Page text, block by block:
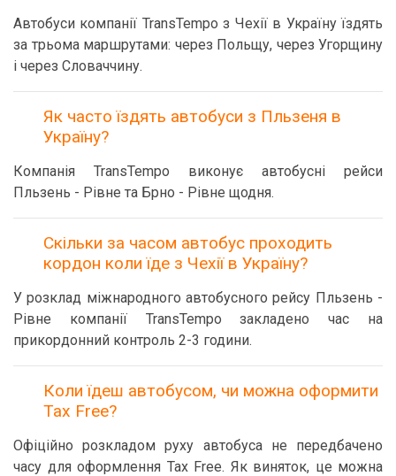
Автобуси компанії TransTempo з Чехії в Україну їздять
за трьома маршрутами: через Польщу, через Угорщину
і через Словаччину.
Як часто їздять автобуси з Пльзеня в
Україну?
Компанія TransTempo виконує автобусні рейси
Пльзень - Рівне та Брно - Рівне щодня.
Скільки за часом автобус проходить
кордон коли їде з Чехії в Україну?
У розклад міжнародного автобусного рейсу Пльзень -
Рівне компанії TransTempo закладено час на
прикордонний контроль 2-3 години.
Коли їдеш автобусом, чи можна оформити
Tax Free?
Офіційно розкладом руху автобуса не передбачено
часу для оформлення Tax Free. Як виняток, це можна